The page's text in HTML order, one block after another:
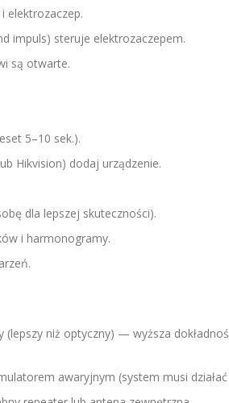
elektrozaczep.
impuls) steruje elektrozaczepem.
są otwarte.
5–10 sek.).
Hikvision) dodaj urządzenie.
dla lepszej skuteczności).
i harmonogramy.
niż optyczny) — wyższa
awaryjnym (system musi